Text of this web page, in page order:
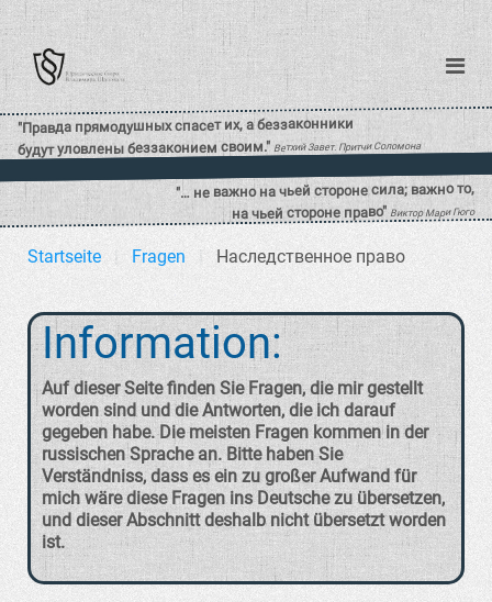
Startseite Fragen Наследственное право
Information:
Auf dieser Seite finden Sie Fragen, die mir gestellt
worden sind und die Antworten, die ich darauf
gegeben habe. Die meisten Fragen kommen in der
russischen Sprache an. Bitte haben Sie
Verständniss, dass es ein zu großer Aufwand für
mich wäre diese Fragen ins Deutsche zu übersetzen,
und dieser Abschnitt deshalb nicht übersetzt worden
ist.